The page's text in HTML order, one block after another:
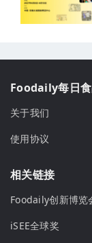
Foodaily每日
关于我们
使用协议
相关链接
Foodaily创新博览
iSEE全球奖